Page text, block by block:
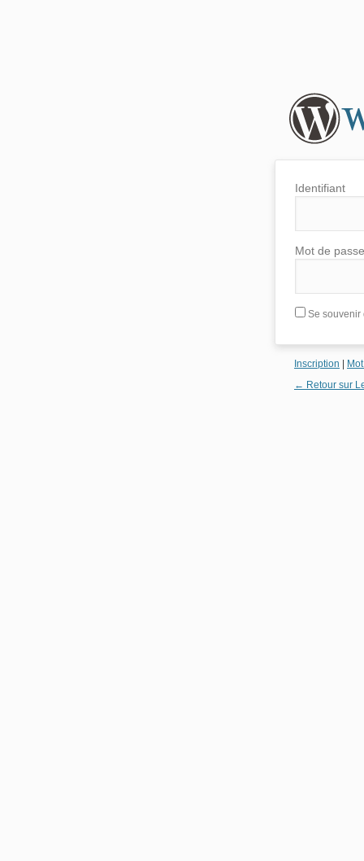
Identifiant
Mot de passe
Se souvenir
Inscription
← Retour sur